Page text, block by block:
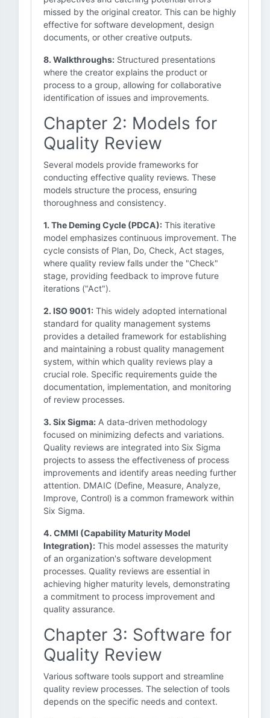
missed by the original creator. This can be highly
effective for software development, design
documents, or other creative outputs.
8. Walkthroughs: Structured presentations
where the creator explains the product or
process to a group, allowing for collaborative
identification of issues and improvements.
Chapter 2: Models for
Quality Review
Several models provide frameworks for
conducting effective quality reviews. These
models structure the process, ensuring
thoroughness and consistency.
1. The Deming Cycle (PDCA): This iterative
model emphasizes continuous improvement. The
cycle consists of Plan, Do, Check, Act stages,
where quality review falls under the "Check"
stage, providing feedback to improve future
iterations ("Act").
2. ISO 9001: This widely adopted international
standard for quality management systems
provides a detailed framework for establishing
and maintaining a robust quality management
system, within which quality reviews play a
crucial role. Specific requirements guide the
documentation, implementation, and monitoring
of review processes.
3. Six Sigma: A data-driven methodology
focused on minimizing defects and variations.
Quality reviews are integrated into Six Sigma
projects to assess the effectiveness of process
improvements and identify areas needing further
attention. DMAIC (Define, Measure, Analyze,
Improve, Control) is a common framework within
Six Sigma.
4. CMMI (Capability Maturity Model
Integration): This model assesses the maturity
of an organization's software development
processes. Quality reviews are essential in
achieving higher maturity levels, demonstrating
a commitment to process improvement and
quality assurance.
Chapter 3: Software for
Quality Review
Various software tools support and streamline
quality review processes. The selection of tools
depends on the specific needs and context.